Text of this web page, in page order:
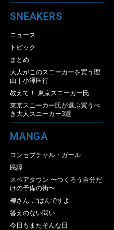
SNEAKERS
ニュース
トピック
まとめ
大人がこのスニーカーを買う理
由｜小澤匡行
教えて！ 東京スニーカー氏
東京スニーカー氏が選ぶ買うべ
き大人スニーカー3選
MANGA
コンセプチャル・ガール
民譚
スペアタウン 〜つくろう自分だ
けの予備の街〜
柳さん ごはんですよ
答えのない問い
今日もまたそんな日